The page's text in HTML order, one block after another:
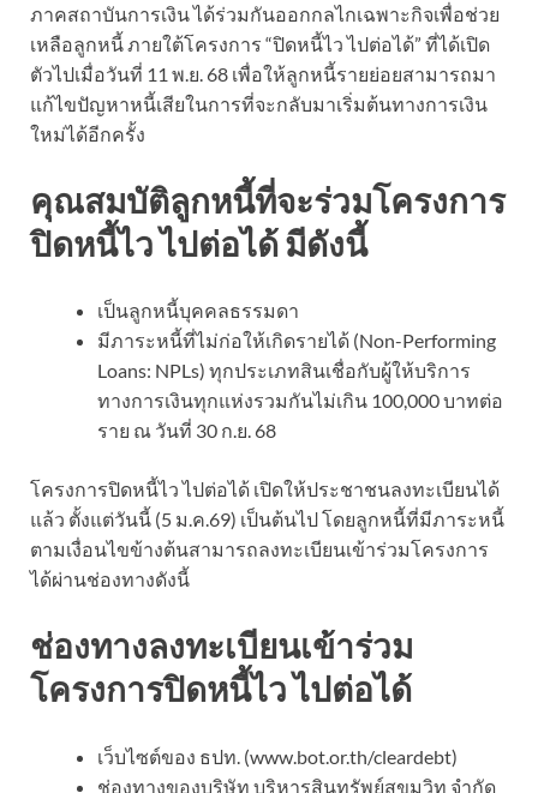
ภาคสถาบันการเงิน ได้ร่วมกันออกกลไกเฉพาะกิจเพื่อช่วย
เหลือลูกหนี้ ภายใต้โครงการ “ปิดหนี้ไว ไปต่อได้” ที่ได้เปิด
ตัวไปเมื่อวันที่ 11 พ.ย. 68 เพื่อให้ลูกหนี้รายย่อยสามารถมา
แก้ไขปัญหาหนี้เสียในการที่จะกลับมาเริ่มต้นทางการเงิน
ใหม่ได้อีกครั้ง
คุณสมบัติลูกหนี้ที่จะร่วมโครงการ
ปิดหนี้ไว ไปต่อได้ มีดังนี้
เป็นลูกหนี้บุคคลธรรมดา
มีภาระหนี้ที่ไม่ก่อให้เกิดรายได้ (Non-Performing
Loans: NPLs) ทุกประเภทสินเชื่อกับผู้ให้บริการ
ทางการเงินทุกแห่งรวมกันไม่เกิน 100,000 บาทต่อ
ราย ณ วันที่ 30 ก.ย. 68
โครงการปิดหนี้ไว ไปต่อได้ เปิดให้ประชาชนลงทะเบียนได้
แล้ว ตั้งแต่วันนี้ (5 ม.ค.69) เป็นต้นไป โดยลูกหนี้ที่มีภาระหนี้
ตามเงื่อนไขข้างต้นสามารถลงทะเบียนเข้าร่วมโครงการ
ได้ผ่านช่องทางดังนี้
ช่องทางลงทะเบียนเข้าร่วม
โครงการปิดหนี้ไว ไปต่อได้
เว็บไซต์ของ ธปท. (www.bot.or.th/cleardebt)
ช่องทางของบริษัท บริหารสินทรัพย์สุขุมวิท จำกัด